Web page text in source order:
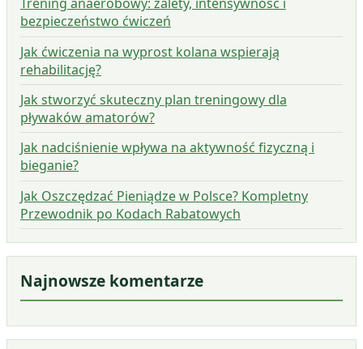
bezpieczeństwo ćwiczeń
Jak ćwiczenia na wyprost kolana wspierają
rehabilitację?
Jak stworzyć skuteczny plan treningowy dla
pływaków amatorów?
Jak nadciśnienie wpływa na aktywność fizyczną i
bieganie?
Jak Oszczędzać Pieniądze w Polsce? Kompletny
Przewodnik po Kodach Rabatowych
Najnowsze komentarze